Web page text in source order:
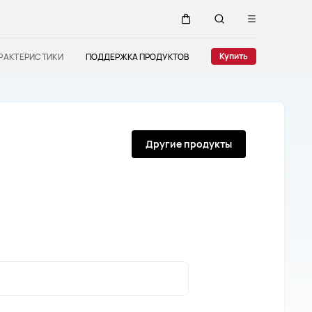
Щупальца
Поиск
Открыть
меню
ПОДДЕРЖКА ПРОДУКТОВ Купить
Другие продукты